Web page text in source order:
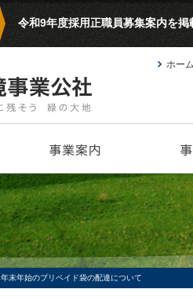
令和9年度採用正職員募集案内を
ホー
年末年始のプリペイド袋の配達について